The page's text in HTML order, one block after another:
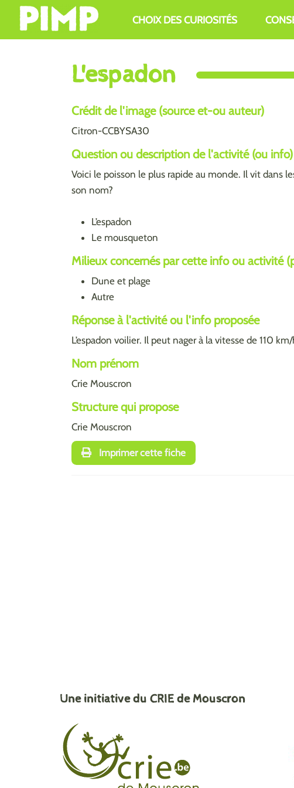
Aller au contenu principal CHOIX DES CURIOSITÉS
L'espadon
Crédit de l'image (source et-ou auteur)
Citron-CCBYSA30
Question ou description de l'activité (ou
Voici le poisson le plus rapide au monde. Il vit dans
son nom?
L’espadon
Le mousqueton
Milieux concernés par cette info ou activité
Dune et plage
Autre
Réponse à l'activité ou l'info proposée
L’espadon voilier. Il peut nager à la vitesse de 110
Nom prénom
Crie Mouscron
Structure qui propose
Crie Mouscron
Imprimer cette fiche
Une initiative du CRIE de Mouscron